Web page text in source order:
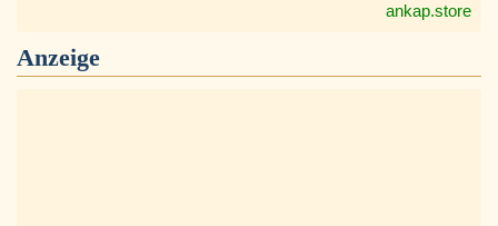
ankap.store
Anzeige